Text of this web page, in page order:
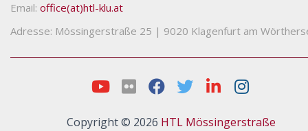
Email: office(at)htl-klu.at
Adresse: Mössingerstraße 25 | 9020 Klagenfurt am
Copyright © 2026 HTL Mössingerstraße